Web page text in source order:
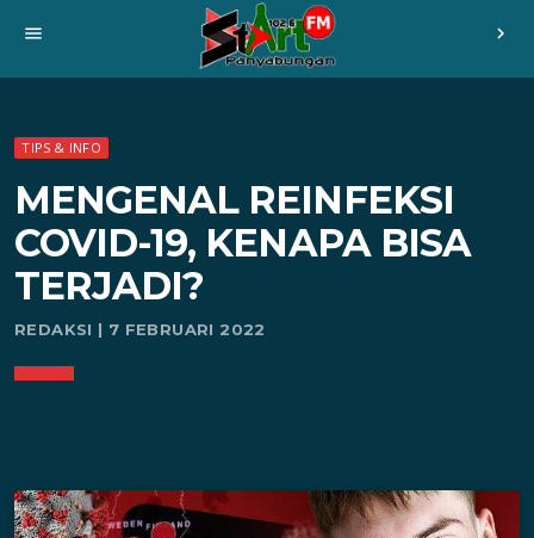
menu chevron_right
TIPS & INFO
MENGENAL REINFEKSI
COVID-19, KENAPA BISA
TERJADI?
REDAKSI | 7 FEBRUARI 2022